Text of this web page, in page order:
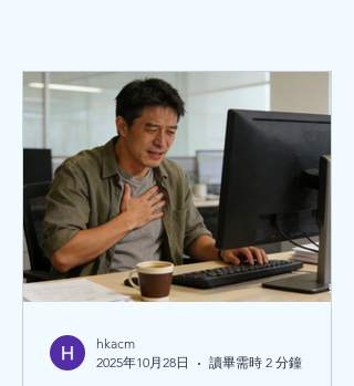
hkacm
2025年10月28日
讀畢需時 2 分鐘